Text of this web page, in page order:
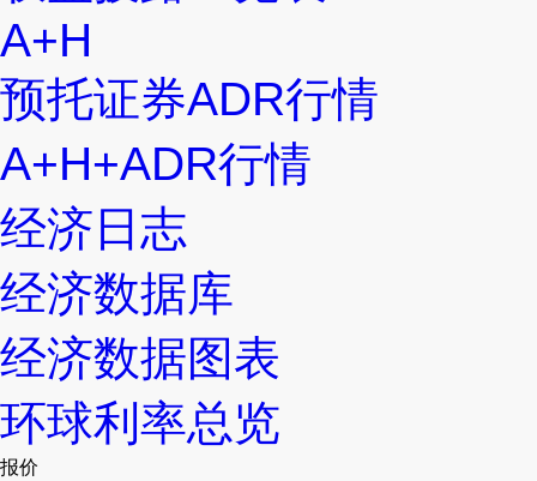
A+H
预托证券ADR行情
A+H+ADR行情
经济日志
经济数据库
经济数据图表
环球利率总览
报价